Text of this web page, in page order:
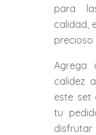
para
calidad,
precioso
Agrega
calidez
este set
tu
disfrutar